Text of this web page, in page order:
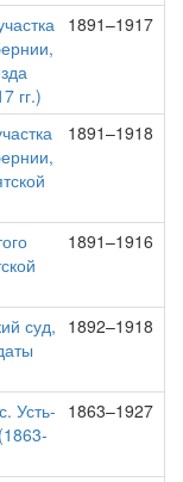
гг.)
1891–1917
1891–1918
1891–1916
суд, 1892–1918
Усть-
1863–1927